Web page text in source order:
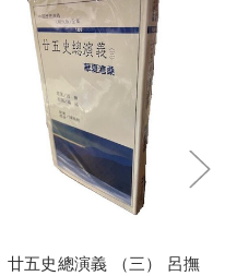
廿五史總演義 （三） 呂撫